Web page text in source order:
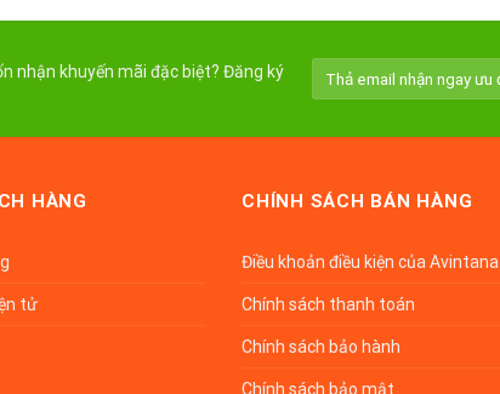
nhận khuyến mãi đặc biệt? Đăng ký
HÀNG
tử
CHÍNH SÁCH BÁN HÀNG
Điều khoản điều kiện của Avintana
Chính sách thanh toán
Chính sách bảo hành
Chính sách bảo mật